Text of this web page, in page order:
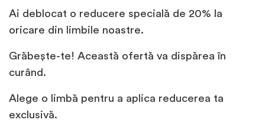
Ai deblocat o reducere specială de 20% la
oricare din limbile noastre.
Grăbește-te! Această ofertă va dispărea în
curând.
Alege o limbă pentru a aplica reducerea ta
exclusivă.